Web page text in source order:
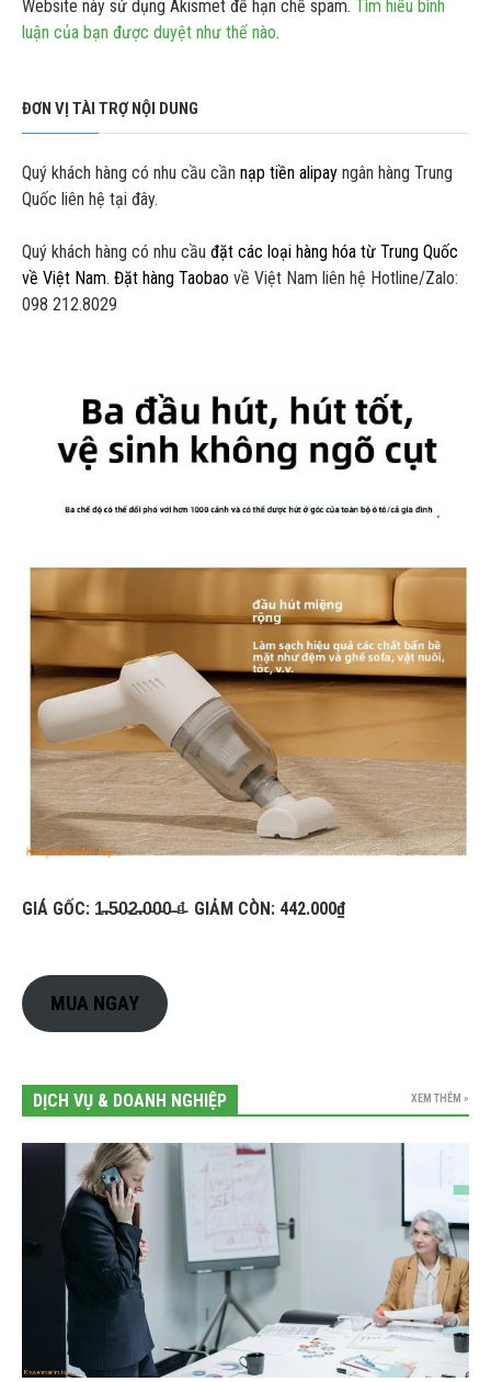
Website này sử dụng Akismet để hạn chế spam. Tìm hiểu bình
luận của bạn được duyệt như thế nào.
ĐƠN VỊ TÀI TRỢ NỘI DUNG
Quý khách hàng có nhu cầu cần nạp tiền alipay ngân hàng Trung
Quốc liên hệ tại đây.
Quý khách hàng có nhu cầu đặt các loại hàng hóa từ Trung Quốc
về Việt Nam. Đặt hàng Taobao về Việt Nam liên hệ Hotline/Zalo:
098 212.8029
GIÁ GỐC: 1̵.̵5̵0̵2̵.̵0̵0̵0̵ ̵₫̵ GIẢM CÒN: 442.000₫
MUA NGAY
DỊCH VỤ & DOANH NGHIỆP XEM THÊM »